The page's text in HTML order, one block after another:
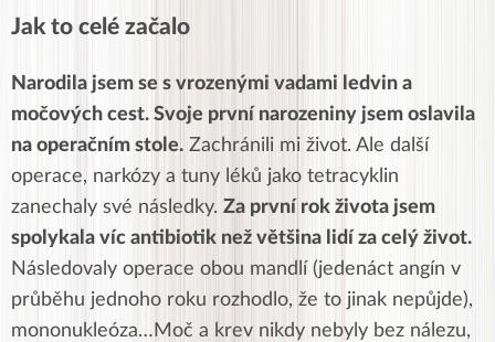
Jak to celé začalo
Narodila jsem se s vrozenými vadami ledvin a
močových cest. Svoje první narozeniny jsem oslavila
na operačním stole. Zachránili mi život. Ale další
operace, narkózy a tuny léků jako tetracyklin
zanechaly své následky. Za první rok života jsem
spolykala víc antibiotik než většina lidí za celý život.
Následovaly operace obou mandlí (jedenáct angín v
průběhu jednoho roku rozhodlo, že to jinak nepůjde),
mononukleóza…Moč a krev nikdy nebyly bez nálezu,